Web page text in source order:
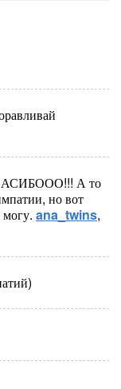
А то
но вот
ana_twins,